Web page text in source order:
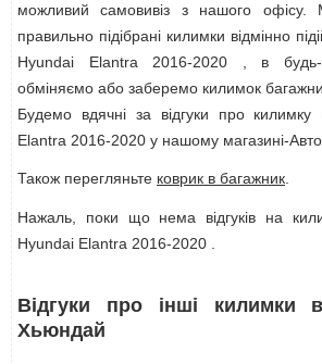
можливий самовивіз з нашого
правильно підібрані килимки відмінно
Hyundai Elantra 2016-2020 , в
обміняємо або заберемо килимок
Будемо вдячні за відгуки про
Elantra 2016-2020 у нашому магазині-
Також перегляньте коврик в багажник
Нажаль, поки що нема відгуків на
Hyundai Elantra 2016-2020 .
Відгуки про інші килимки
Хьюндай